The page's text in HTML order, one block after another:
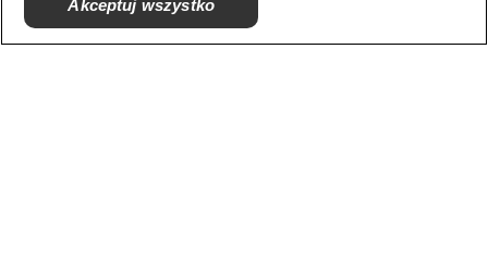
Akceptuj wszystko